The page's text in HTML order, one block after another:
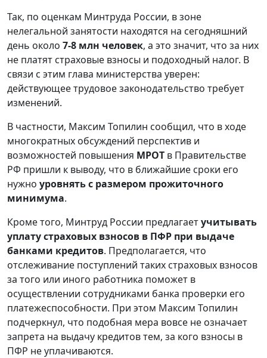
Так, по оценкам Минтруда России, в зоне
нелегальной занятости находятся на сегодняшний
день около 7-8 млн человек, а это значит, что за них
не платят страховые взносы и подоходный налог. В
связи с этим глава министерства уверен:
действующее трудовое законодательство требует
изменений.
В частности, Максим Топилин сообщил, что в ходе
многократных обсуждений перспектив и
возможностей повышения МРОТ в Правительстве
РФ пришли к выводу, что в ближайшие сроки его
нужно уровнять с размером прожиточного
минимума.
Кроме того, Минтруд России предлагаетучитывать
уплату страховых взносов в ПФР при выдаче
банками кредитов. Предполагается, что
отслеживание поступлений таких страховых взносов
за того или иного работника поможет в
осуществлении сотрудниками банка проверки его
платежеспособности. При этом Максим Топилин
подчеркнул, что подобная мера вовсе не означает
запрета на выдачу кредитов тем, за кого взносы в
ПФР не уплачиваются.